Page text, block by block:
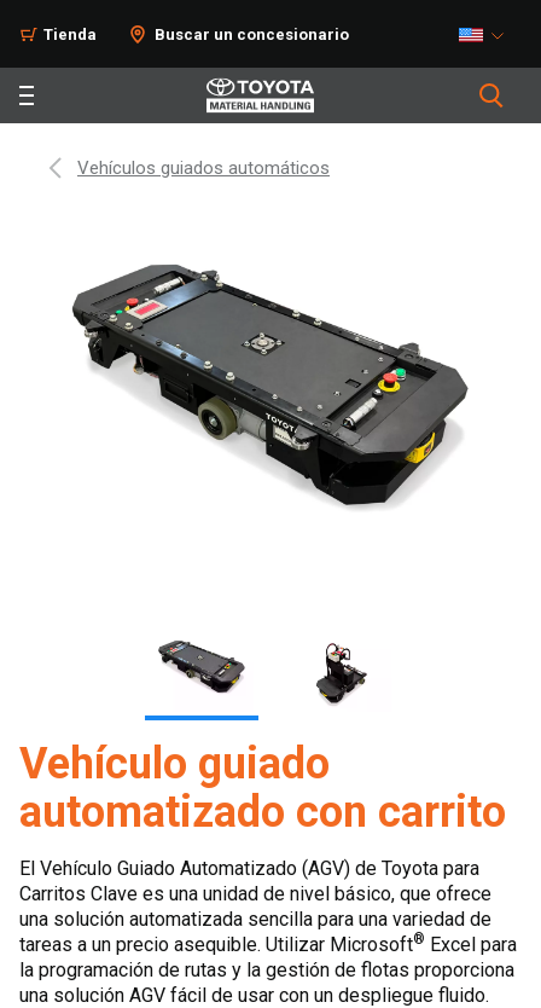
Tienda Buscar un concesionario
Vehículos guiados automáticos
Vehículo guiado
automatizado con carrito
El Vehículo Guiado Automatizado (AGV) de Toyota para
Carritos Clave es una unidad de nivel básico, que ofrece
una solución automatizada sencilla para una variedad de
tareas a un precio asequible. Utilizar Microsoft® Excel para
la programación de rutas y la gestión de flotas proporciona
una solución AGV fácil de usar con un despliegue fluido.